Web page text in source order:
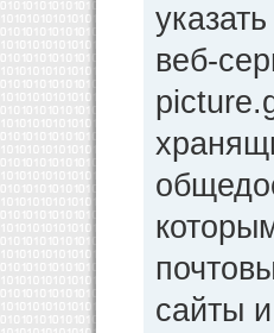
веб-
сайты